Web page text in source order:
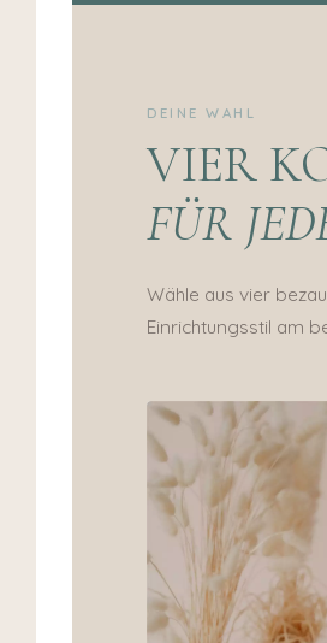
DEINE WAHL
VIER
FÜR
Wähle aus vier
Einrichtungsstil am